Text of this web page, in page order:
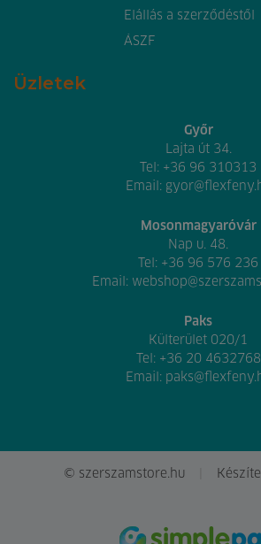
Elállás a szerződéstől
ÁSZF
Üzletek
Győr
Lajta út 34.
Tel: +36 96 310313
Email:
Mosonmagyaróvár
Nap u. 48.
Tel: +36 96 576 236
Email:
Paks
Külterület 020/1
Tel: +36 20 4632768
Email:
© szerszamstore.hu